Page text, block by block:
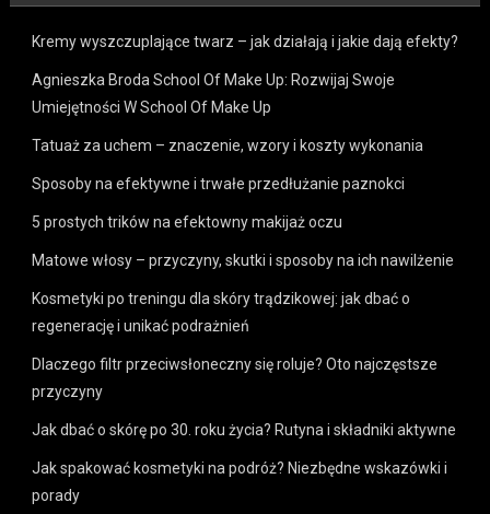
Kremy wyszczuplające twarz – jak działają i jakie dają efekty?
Agnieszka Broda School Of Make Up: Rozwijaj Swoje
Umiejętności W School Of Make Up
Tatuaż za uchem – znaczenie, wzory i koszty wykonania
Sposoby na efektywne i trwałe przedłużanie paznokci
5 prostych trików na efektowny makijaż oczu
Matowe włosy – przyczyny, skutki i sposoby na ich nawilżenie
Kosmetyki po treningu dla skóry trądzikowej: jak dbać o
regenerację i unikać podrażnień
Dlaczego filtr przeciwsłoneczny się roluje? Oto najczęstsze
przyczyny
Jak dbać o skórę po 30. roku życia? Rutyna i składniki aktywne
Jak spakować kosmetyki na podróż? Niezbędne wskazówki i
porady